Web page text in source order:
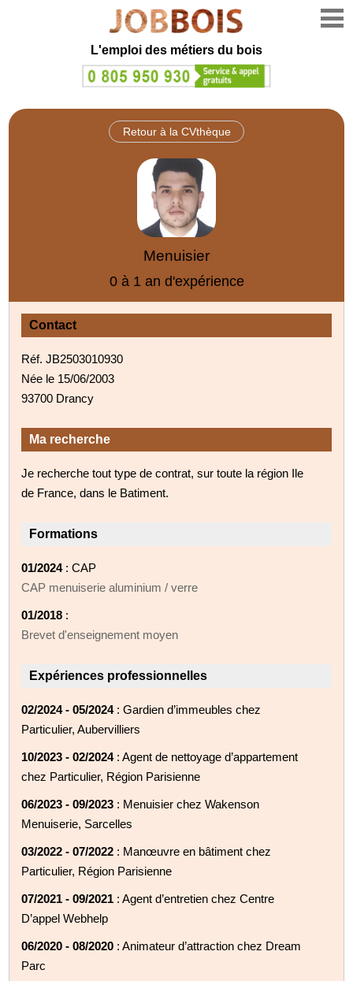
L'emploi des métiers du bois
Retour à la CVthèque
Menuisier
0 à 1 an d'expérience
Contact
Réf. JB2503010930
Née le 15/06/2003
93700 Drancy
Ma recherche
Je recherche tout type de contrat, sur toute la région Ile
de France, dans le Batiment.
Formations
01/2024: CAP
CAP menuiserie aluminium / verre
01/2018 :
Brevet d'enseignement moyen
Expériences professionnelles
02/2024 - 05/2024: Gardien d’immeubles chez
Particulier, Aubervilliers
10/2023 - 02/2024: Agent de nettoyage d’appartement
chez Particulier, Région Parisienne
06/2023 - 09/2023 : Menuisier chez Wakenson
Menuiserie, Sarcelles
03/2022 - 07/2022 : Manœuvre en bâtiment chez
Particulier, Région Parisienne
07/2021 - 09/2021 : Agent d’entretien chez Centre
D’appel Webhelp
06/2020 - 08/2020 : Animateur d’attraction chez Dream
Parc